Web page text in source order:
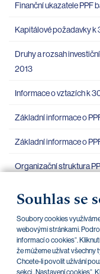
Souhlas se
Soubory cookies
webovými stránkami.
informací o cookies“.
že můžeme užívat všechny
Chcete-li povolit užívání
sekci „Nastavení cookies“.
Finanční ukazatele PPF
Kapitálové požadavky k
Druhy a rozsah
2013
Informace o vztazích k
Základní informace o
Základní informace o
Organizační struktura
Informace o vztazích k
Finanční ukazatele PPF